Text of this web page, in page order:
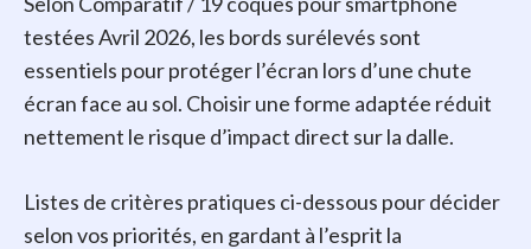
testées Avril 2026, les bords surélevés sont
essentiels pour protéger l’écran lors d’une chute
écran face au sol. Choisir une forme adaptée réduit
nettement le risque d’impact direct sur la dalle.
Listes de critères pratiques ci-dessous pour décider
selon vos priorités, en gardant à l’esprit la